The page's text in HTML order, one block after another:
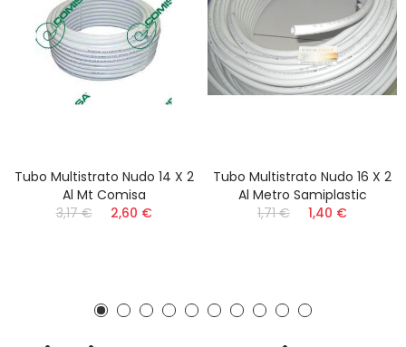
Tubo Multistrato Nudo 14 X 2
Al Mt Comisa
3,17 €
2,60 €
Tubo Multistrato Nudo 16 X 2
Al Metro Samiplastic
1,71 €
1,40 €